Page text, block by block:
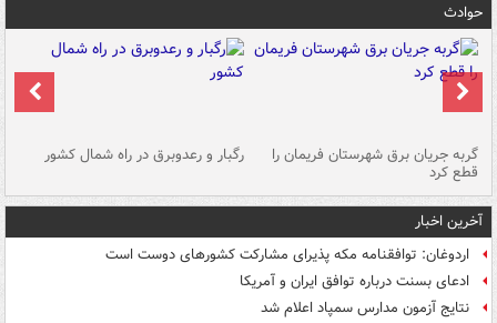
حوادث
گربه جریان برق شهرستان فریمان را
قطع کرد
رگبار و رعدوبرق در راه شمال کشور
آخرین اخبار
اردوغان: توافقنامه مکه پذیرای مشارکت کشورهای دوست است
ادعای بسنت درباره توافق ایران و آمریکا
نتایج آزمون مدارس سمپاد اعلام شد